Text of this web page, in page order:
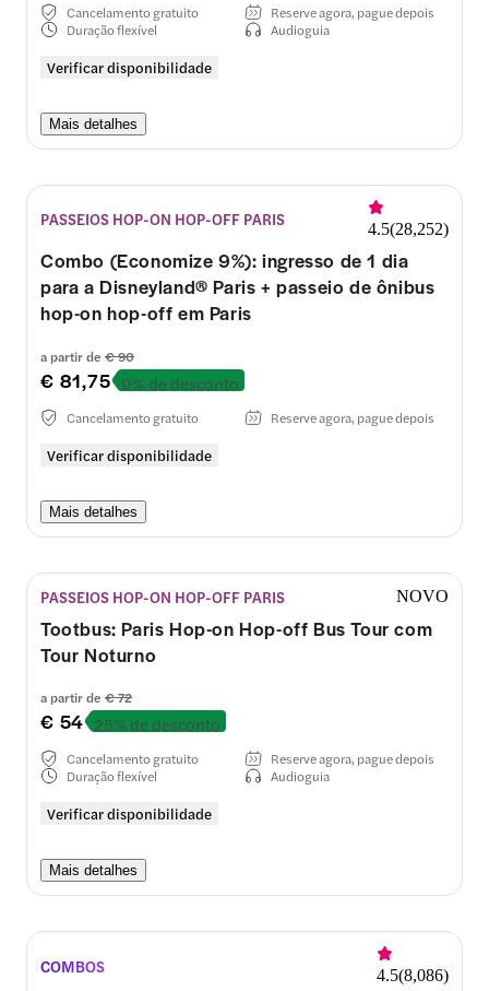
Verificar disponibilidade
Cancelamento gratuito
Reserve agora, pague depois
Duração flexível
Audioguia
Mais detalhes
PASSEIOS HOP-ON HOP-OFF PARIS 4.5(28,252)
Combo (Economize 9%): ingresso de 1 dia
para a Disneyland® Paris + passeio de ônibus
hop-on hop-off em Paris
a partir de € 90
€ 81,75 9% de desconto
Verificar disponibilidade
Cancelamento gratuito Reserve agora, pague depois
Mais detalhes
PASSEIOS HOP-ON HOP-OFF PARIS NOVO
Tootbus: Paris Hop-on Hop-off Bus Tour com
Tour Noturno
a partir de € 72
€ 54 25% de desconto
Verificar disponibilidade
Cancelamento gratuito
Reserve agora, pague depois
Duração flexível
Audioguia
Mais detalhes
COMBOS 4.5(8,086)